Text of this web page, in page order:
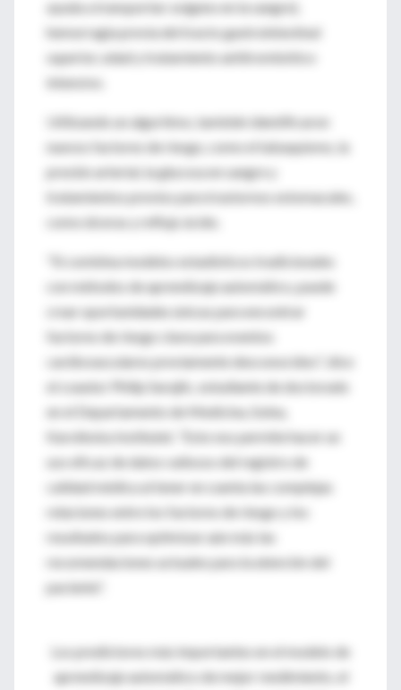
ayuda a transportar oxígeno en la sangre),
hemorragia previa del tracto gastrointestinal
superior, edad y tratamiento antitrombótico
intensivo.
Utilizando un algoritmo, también identificaron
nuevos factores de riesgo, como el tabaquismo, la
presión arterial, la glucosa en sangre y
tratamientos previos para trastornos estomacales,
como úlceras y reflujo ácido.
"Si combina modelos estadísticos tradicionales
con métodos de aprendizaje automático, puede
crear oportunidades únicas para encontrar
factores de riesgo clave para eventos
cardiovasculares previamente desconocidos", dice
el coautor Philip Sarajlic, estudiante de doctorado
en el Departamento de Medicina, Solna,
Karolinska Institutet. “Esto nos permite hacer un
uso eficaz de datos valiosos del registro de
calidad médica al tener en cuenta las complejas
relaciones entre los factores de riesgo y los
resultados para optimizar aún más las
recomendaciones actuales para la atención del
paciente”.
Los predictores más importantes en el modelo de
aprendizaje automático de mejor rendimiento, el